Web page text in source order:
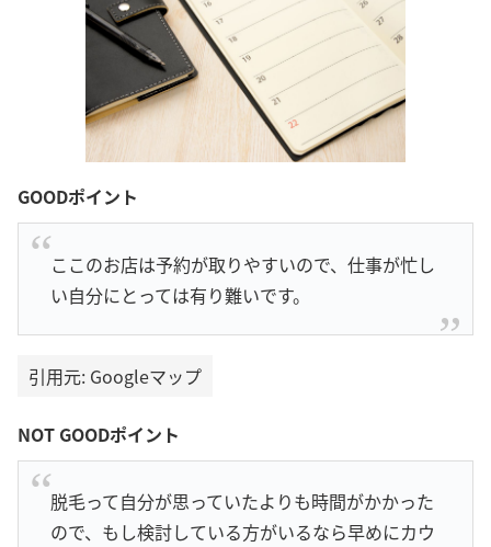
GOODポイント
ここのお店は予約が取りやすいので、仕事が忙し
い自分にとっては有り難いです。
引用元: Googleマップ
NOT GOODポイント
脱毛って自分が思っていたよりも時間がかかった
ので、もし検討している方がいるなら早めにカウ